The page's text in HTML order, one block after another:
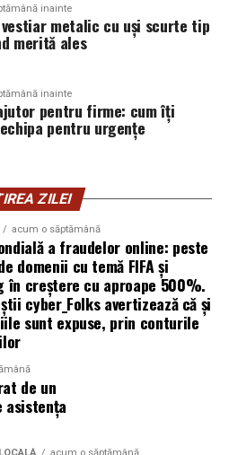
financiar și expert în
să fie prezentă cu vocea ei
se construiește
naturale și lucrează cu
au încredere. Prezența ei
și lucrează cu
ia decizii mai aliniate cu ce sunt
vizibilă pentru că domeniul ei
nu prin concepte.
în nutriție și sănătate.
ajunge la oamenii potriviți
o sursă cu chip și nume.
vizibilitatea, nu
inainte
vestiar metalic cu uși scurte tip
merită ales
inainte
pentru firme: cum îți
pentru urgențe
ZILEI
acum o săptămână
a fraudelor online: peste
domenii cu temă FIFA și
în creștere cu aproape 500%.
cyber_Folks avertizează că și
sunt expuse, prin conturile
de un
asistența
acum o săptămână